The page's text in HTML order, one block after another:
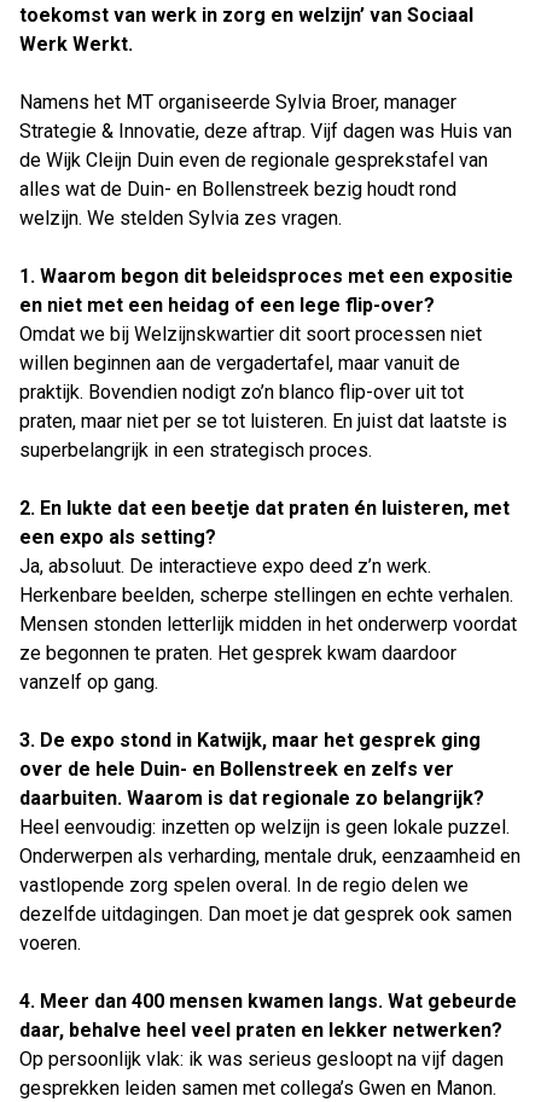
toekomst van werk in zorg en welzijn’ van Sociaal
Werk Werkt.
Namens het MT organiseerde Sylvia Broer, manager
Strategie & Innovatie, deze aftrap. Vijf dagen was Huis van
de Wijk Cleijn Duin even de regionale gesprekstafel van
alles wat de Duin- en Bollenstreek bezig houdt rond
welzijn. We stelden Sylvia zes vragen.
1. Waarom begon dit beleidsproces met een expositie
en niet met een heidag of een lege flip-over?
Omdat we bij Welzijnskwartier dit soort processen niet
willen beginnen aan de vergadertafel, maar vanuit de
praktijk. Bovendien nodigt zo’n blanco flip-over uit tot
praten, maar niet per se tot luisteren. En juist dat laatste is
superbelangrijk in een strategisch proces.
2. En lukte dat een beetje dat praten én luisteren, met
een expo als setting?
Ja, absoluut. De interactieve expo deed z’n werk.
Herkenbare beelden, scherpe stellingen en echte verhalen.
Mensen stonden letterlijk midden in het onderwerp voordat
ze begonnen te praten. Het gesprek kwam daardoor
vanzelf op gang.
3. De expo stond in Katwijk, maar het gesprek ging
over de hele Duin- en Bollenstreek en zelfs ver
daarbuiten. Waarom is dat regionale zo belangrijk?
Heel eenvoudig: inzetten op welzijn is geen lokale puzzel.
Onderwerpen als verharding, mentale druk, eenzaamheid en
vastlopende zorg spelen overal. In de regio delen we
dezelfde uitdagingen. Dan moet je dat gesprek ook samen
voeren.
4. Meer dan 400 mensen kwamen langs. Wat gebeurde
daar, behalve heel veel praten en lekker netwerken?
Op persoonlijk vlak: ik was serieus gesloopt na vijf dagen
gesprekken leiden samen met collega’s Gwen en Manon.
Welzijnskwartier